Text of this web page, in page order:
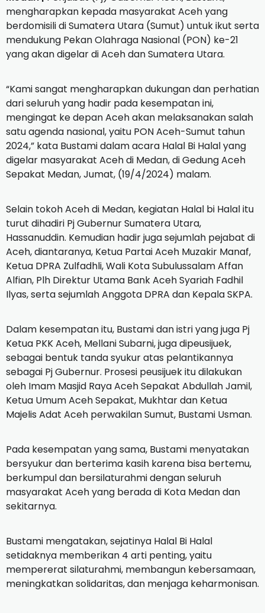
mengharapkan kepada masyarakat Aceh yang
berdomisili di Sumatera Utara (Sumut) untuk ikut serta
mendukung Pekan Olahraga Nasional (PON) ke-21
yang akan digelar di Aceh dan Sumatera Utara.
“Kami sangat mengharapkan dukungan dan perhatian
dari seluruh yang hadir pada kesempatan ini,
mengingat ke depan Aceh akan melaksanakan salah
satu agenda nasional, yaitu PON Aceh-Sumut tahun
2024,” kata Bustami dalam acara Halal Bi Halal yang
digelar masyarakat Aceh di Medan, di Gedung Aceh
Sepakat Medan, Jumat, (19/4/2024) malam.
Selain tokoh Aceh di Medan, kegiatan Halal bi Halal itu
turut dihadiri Pj Gubernur Sumatera Utara,
Hassanuddin. Kemudian hadir juga sejumlah pejabat di
Aceh, diantaranya, Ketua Partai Aceh Muzakir Manaf,
Ketua DPRA Zulfadhli, Wali Kota Subulussalam Affan
Alfian, Plh Direktur Utama Bank Aceh Syariah Fadhil
Ilyas, serta sejumlah Anggota DPRA dan Kepala SKPA.
Dalam kesempatan itu, Bustami dan istri yang juga Pj
Ketua PKK Aceh, Mellani Subarni, juga dipeusijuek,
sebagai bentuk tanda syukur atas pelantikannya
sebagai Pj Gubernur. Prosesi peusijuek itu dilakukan
oleh Imam Masjid Raya Aceh Sepakat Abdullah Jamil,
Ketua Umum Aceh Sepakat, Mukhtar dan Ketua
Majelis Adat Aceh perwakilan Sumut, Bustami Usman.
Pada kesempatan yang sama, Bustami menyatakan
bersyukur dan berterima kasih karena bisa bertemu,
berkumpul dan bersilaturahmi dengan seluruh
masyarakat Aceh yang berada di Kota Medan dan
sekitarnya.
Bustami mengatakan, sejatinya Halal Bi Halal
setidaknya memberikan 4 arti penting, yaitu
mempererat silaturahmi, membangun kebersamaan,
meningkatkan solidaritas, dan menjaga keharmonisan.